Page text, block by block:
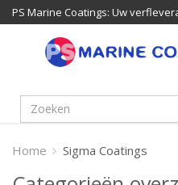
PS Marine Coatings: Uw
Home Sigma Coatings